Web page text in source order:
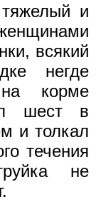
и
всякий
негде
корме
шест в
и толкал
течения
не